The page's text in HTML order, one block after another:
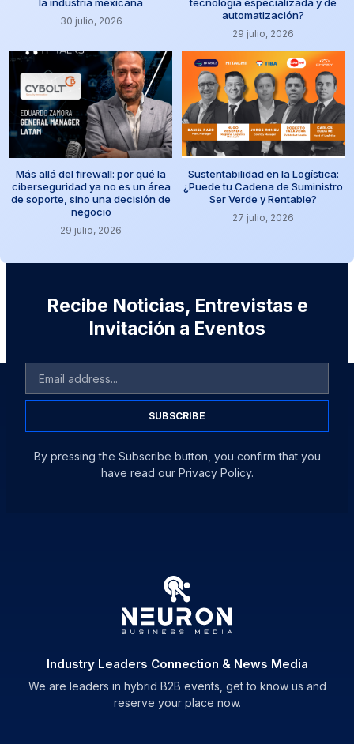
la industria mexicana
30 julio, 2026
tecnología especializada y de
automatización?
29 julio, 2026
Más allá del firewall: por qué la
ciberseguridad ya no es un área
de soporte, sino una decisión de
negocio
29 julio, 2026
Sustentabilidad en la Logística:
¿Puede tu Cadena de Suministro
Ser Verde y Rentable?
27 julio, 2026
Recibe Noticias, Entrevistas e
Invitación a Eventos
SUBSCRIBE
By pressing the Subscribe button, you confirm that you
have read our Privacy Policy.
Industry Leaders Connection & News Media
We are leaders in hybrid B2B events, get to know us and
reserve your place now.